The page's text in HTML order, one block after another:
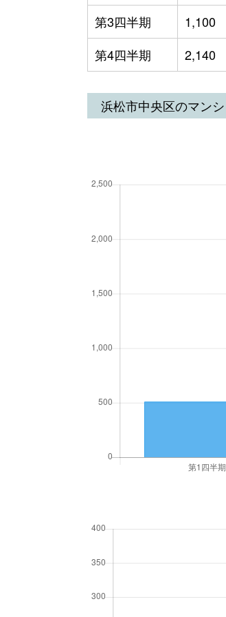
第3四半期 1,100
第4四半期
2,140
浜松市中央区のマン